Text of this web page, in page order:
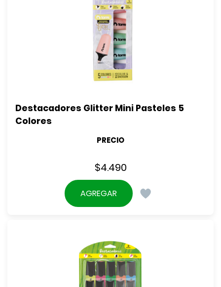
Destacadores Glitter Mini Pasteles 5
Colores
PRECIO
$4.490
AGREGAR